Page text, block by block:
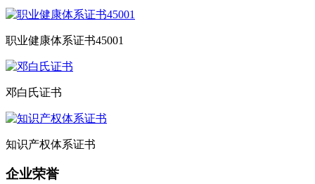
职业健康体系证书45001
邓白氏证书
知识产权体系证书
企业荣誉